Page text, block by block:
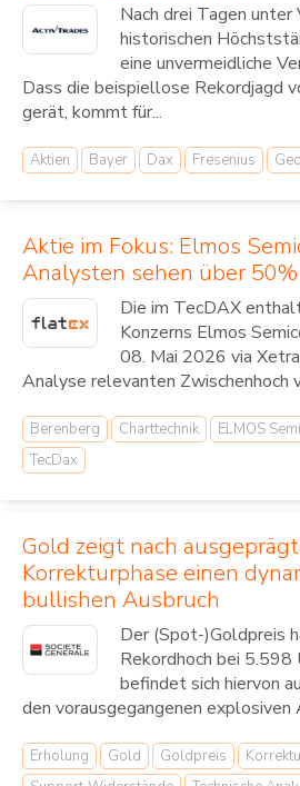
Nach drei Tagen
historischen
eine unvermeidliche
Dass die beispiellose Rekordjagd
gerät, kommt für...
Aktien Bayer Dax Fresenius
Aktie im Fokus: Elmos
Analysten sehen über
Die im TecDAX
Konzerns Elmos
08. Mai 2026 via
Analyse relevanten Zwischenhoch
Berenberg Charttechnik ELMOS
TecDax
Gold zeigt nach
Korrekturphase einen
bullishen Ausbruch
Der (Spot-)Goldpreis
Rekordhoch bei 5.598
befindet sich hiervon
den vorausgegangenen explosiven
Erholung Gold Goldpreis